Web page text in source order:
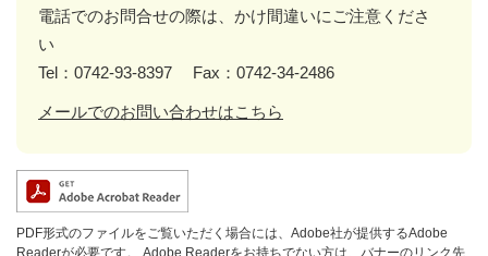
電話でのお問合せの際は、かけ間違いにご注意くださ
い
Tel：0742-93-8397
Fax：0742-34-2486
メールでのお問い合わせはこちら
PDF形式のファイルをご覧いただく場合には、Adobe社が提供するAdobe
Readerが必要です。
Adobe Readerをお持ちでない方は、バナーのリンク先